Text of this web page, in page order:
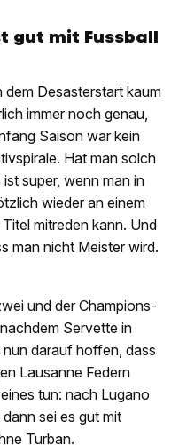
gut mit Fussball
Desasterstart kaum
immer noch genau,
Saison war kein
Hat man solch
super, wenn man in
wieder an einem
mitreden kann. Und
man nicht Meister wird.
und der Champions-
Servette in
darauf hoffen, dass
Lausanne Federn
tun: nach Lugano
sei es gut mit
Turban.